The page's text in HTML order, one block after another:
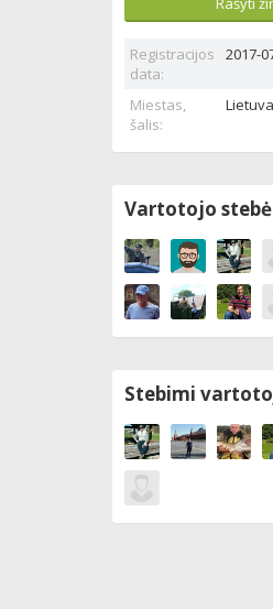
Registracijos
data:
2017-
Miestas,
šalis:
Lietuva
Vartotojo
Stebimi